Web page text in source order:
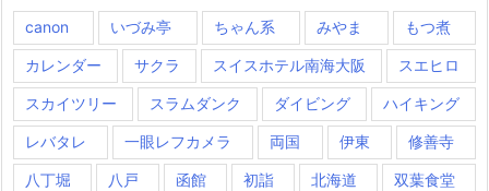
canon いづみ亭 ちゃん系 みやま もつ煮
カレンダー サクラ スイスホテル南海大阪 スエヒロ
スカイツリー スラムダンク ダイビング ハイキング
レバタレ 一眼レフカメラ 両国 伊東 修善寺
八丁堀 八戸 函館 初詣 北海道 双葉食堂